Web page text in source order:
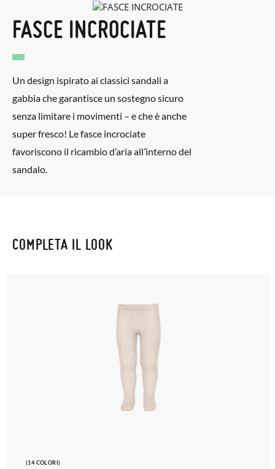
FASCE INCROCIATE
Un design ispirato ai classici sandali a
gabbia che garantisce un sostegno sicuro
senza limitare i movimenti – e che è anche
super fresco! Le fasce incrociate
favoriscono il ricambio d’aria all’interno del
sandalo.
COMPLETA IL LOOK
(14 COLORI)